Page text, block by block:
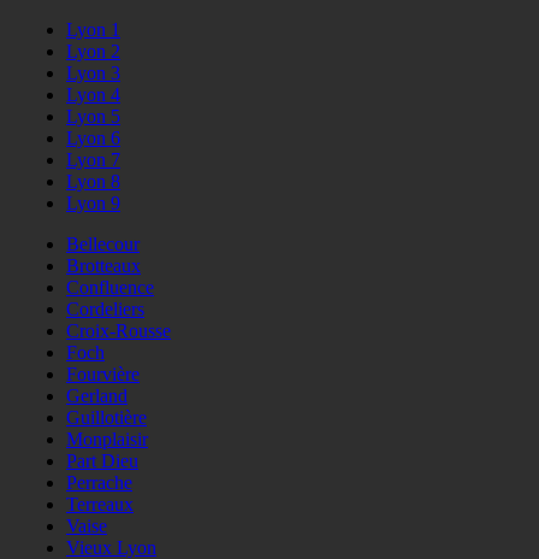
Lyon 1
Lyon 2
Lyon 3
Lyon 4
Lyon 5
Lyon 6
Lyon 7
Lyon 8
Lyon 9
Bellecour
Brotteaux
Confluence
Cordeliers
Croix-Rousse
Foch
Fourvière
Gerland
Guillotière
Monplaisir
Part Dieu
Perrache
Terreaux
Vaise
Vieux Lyon